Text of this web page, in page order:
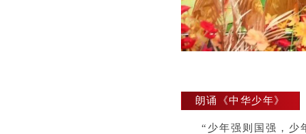
朗诵《中华少年》
“少年强则国强，少